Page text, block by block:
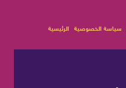
الرئيسية سياسة الخصوصية